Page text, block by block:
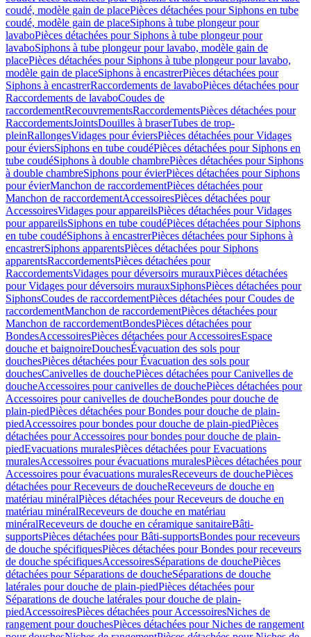
coudé, modèle gain de placePièces détachées pour Siphons en tube
coudé, modèle gain de placeSiphons à tube plongeur pour
lavaboPièces détachées pour Siphons à tube plongeur pour
lavaboSiphons à tube plongeur pour lavabo, modèle gain de
placePièces détachées pour Siphons à tube plongeur pour lavabo,
modèle gain de placeSiphons à encastrerPièces détachées pour
Siphons à encastrerRaccordements de lavaboPièces détachées pour
Raccordements de lavaboCoudes de
raccordementRecouvrementsRaccordementsPièces détachées pour
RaccordementsJointsDouilles à braserTubes de trop-
pleinRallongesVidages pour éviersPièces détachées pour Vidages
pour éviersSiphons en tube coudéPièces détachées pour Siphons en
tube coudéSiphons à double chambrePièces détachées pour Siphons
à double chambreSiphons pour évierPièces détachées pour Siphons
pour évierManchon de raccordementPièces détachées pour
Manchon de raccordementAccessoiresPièces détachées pour
AccessoiresVidages pour appareilsPièces détachées pour Vidages
pour appareilsSiphons en tube coudéPièces détachées pour Siphons
en tube coudéSiphons à encastrerPièces détachées pour Siphons à
encastrerSiphons apparentsPièces détachées pour Siphons
apparentsRaccordementsPièces détachées pour
RaccordementsVidages pour déversoirs murauxPièces détachées
pour Vidages pour déversoirs murauxSiphonsPièces détachées pour
SiphonsCoudes de raccordementPièces détachées pour Coudes de
raccordementManchon de raccordementPièces détachées pour
Manchon de raccordementBondesPièces détachées pour
BondesAccessoiresPièces détachées pour AccessoiresEspace
douche et baignoireDouchesÉvacuation des sols pour
douchesPièces détachées pour Évacuation des sols pour
douchesCanivelles de douchePièces détachées pour Canivelles de
doucheAccessoires pour canivelles de douchePièces détachées pour
Accessoires pour canivelles de doucheBondes pour douche de
plain-piedPièces détachées pour Bondes pour douche de plain-
piedAccessoires pour bondes pour douche de plain-piedPièces
détachées pour Accessoires pour bondes pour douche de plain-
piedEvacuations muralesPièces détachées pour Evacuations
muralesAccessoires pour évacuations muralesPièces détachées pour
Accessoires pour évacuations muralesReceveurs de douchePièces
détachées pour Receveurs de doucheReceveurs de douche en
matériau minéralPièces détachées pour Receveurs de douche en
matériau minéralReceveurs de douche en matériau
minéralReceveurs de douche en céramique sanitaireBâti-
supportsPièces détachées pour Bâti-supportsBondes pour receveurs
de douche spécifiquesPièces détachées pour Bondes pour receveurs
de douche spécifiquesAccessoiresSéparations de douchePièces
détachées pour Séparations de doucheSéparations de douche
latérales pour douche de plain-piedPièces détachées pour
Séparations de douche latérales pour douche de plain-
piedAccessoiresPièces détachées pour AccessoiresNiches de
rangement pour douchesPièces détachées pour Niches de rangement